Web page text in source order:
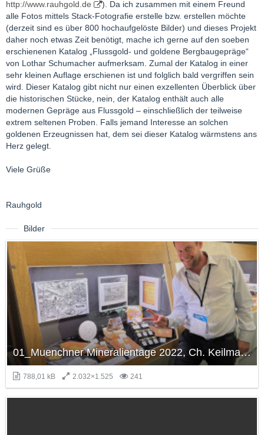
http://www.rauhgold.de
). Da ich zusammen mit einem Freund
alle Fotos mittels Stack-Fotografie erstelle bzw. erstellen möchte
(derzeit sind es über 800 hochaufgelöste Bilder) und dieses Projekt
daher noch etwas Zeit benötigt, mache ich gerne auf den soeben
erschienenen Katalog „Flussgold- und goldene Bergbaugepräge“
von Lothar Schumacher aufmerksam. Zumal der Katalog in einer
sehr kleinen Auflage erschienen ist und folglich bald vergriffen sein
wird. Dieser Katalog gibt nicht nur einen exzellenten Überblick über
die historischen Stücke, nein, der Katalog enthält auch alle
modernen Gepräge aus Flussgold – einschließlich der teilweise
extrem seltenen Proben. Falls jemand Interesse an solchen
goldenen Erzeugnissen hat, dem sei dieser Katalog wärmstens ans
Herz gelegt.
Viele Grüße
Rauhgold
Bilder
01_Muenchner Mineralientage 2022, Ch. Keilmann.JPG
788,01 kB 2.032×1.525 241